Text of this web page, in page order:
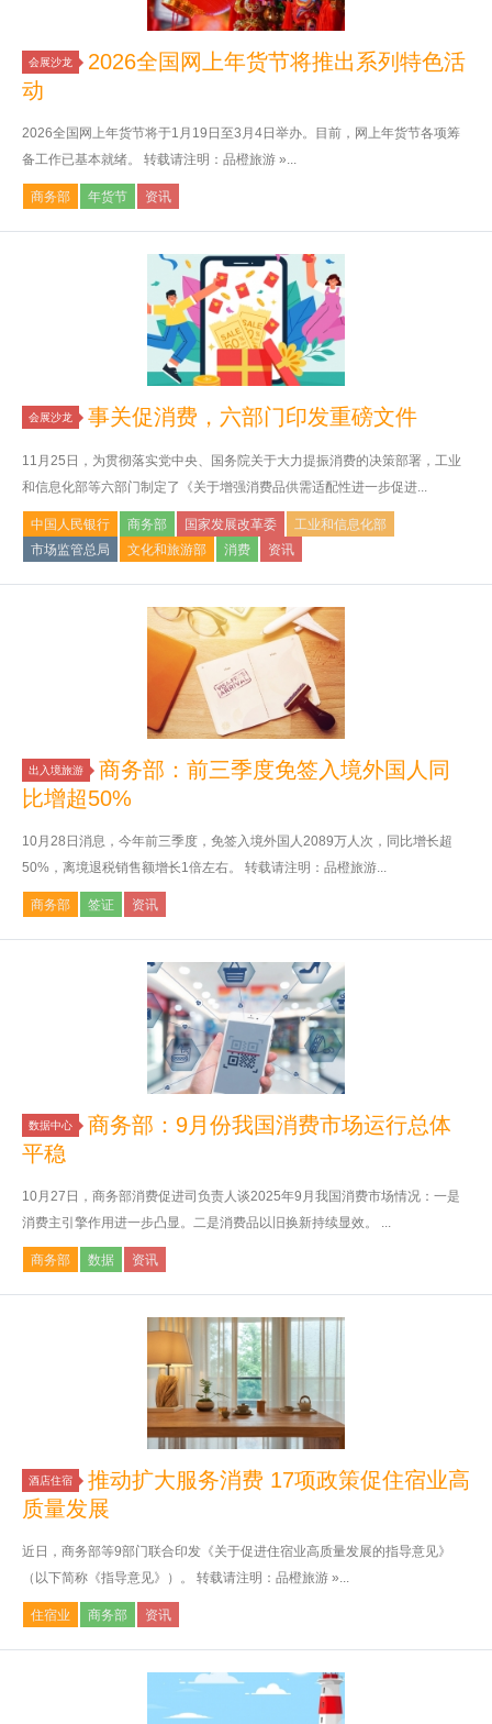
会展沙龙
2026全国网上年货节将推出系列特色活
动
2026全国网上年货节将于1月19日至3月4日举办。目前，网上年货节各项筹
备工作已基本就绪。 转载请注明：品橙旅游 »...
商务部 年货节 资讯
会展沙龙 事关促消费，六部门印发重磅文件
11月25日，为贯彻落实党中央、国务院关于大力提振消费的决策部署，工业
和信息化部等六部门制定了《关于增强消费品供需适配性进一步促进...
中国人民银行 商务部 国家发展改革委
工业和信息化部
市场监管总局
文化和旅游部 消费 资讯
出入境旅游
商务部：前三季度免签入境外国人同
比增超50%
10月28日消息，今年前三季度，免签入境外国人2089万人次，同比增长超
50%，离境退税销售额增长1倍左右。 转载请注明：品橙旅游...
商务部 签证 资讯
数据中心
商务部：9月份我国消费市场运行总体
平稳
10月27日，商务部消费促进司负责人谈2025年9月我国消费市场情况：一是
消费主引擎作用进一步凸显。二是消费品以旧换新持续显效。 ...
商务部 数据 资讯
酒店住宿
推动扩大服务消费 17项政策促住宿业高
质量发展
近日，商务部等9部门联合印发《关于促进住宿业高质量发展的指导意见》
（以下简称《指导意见》）。 转载请注明：品橙旅游 »...
住宿业 商务部 资讯